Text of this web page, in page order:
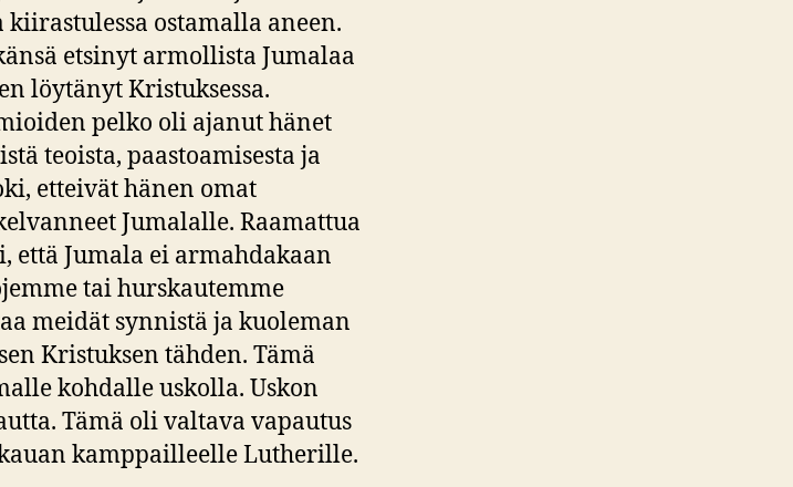
ostamalla aneen.
etsinyt armollista Jumalaa
löytänyt Kristuksessa.
pelko oli ajanut hänet
teoista, paastoamisesta ja
etteivät hänen omat
Jumalalle. Raamattua
että Jumala ei armahdakaan
tai hurskautemme
meidät synnistä ja kuoleman
Kristuksen tähden. Tämä
kohdalle uskolla. Uskon
Tämä oli valtava vapautus
kamppailleelle Lutherille.